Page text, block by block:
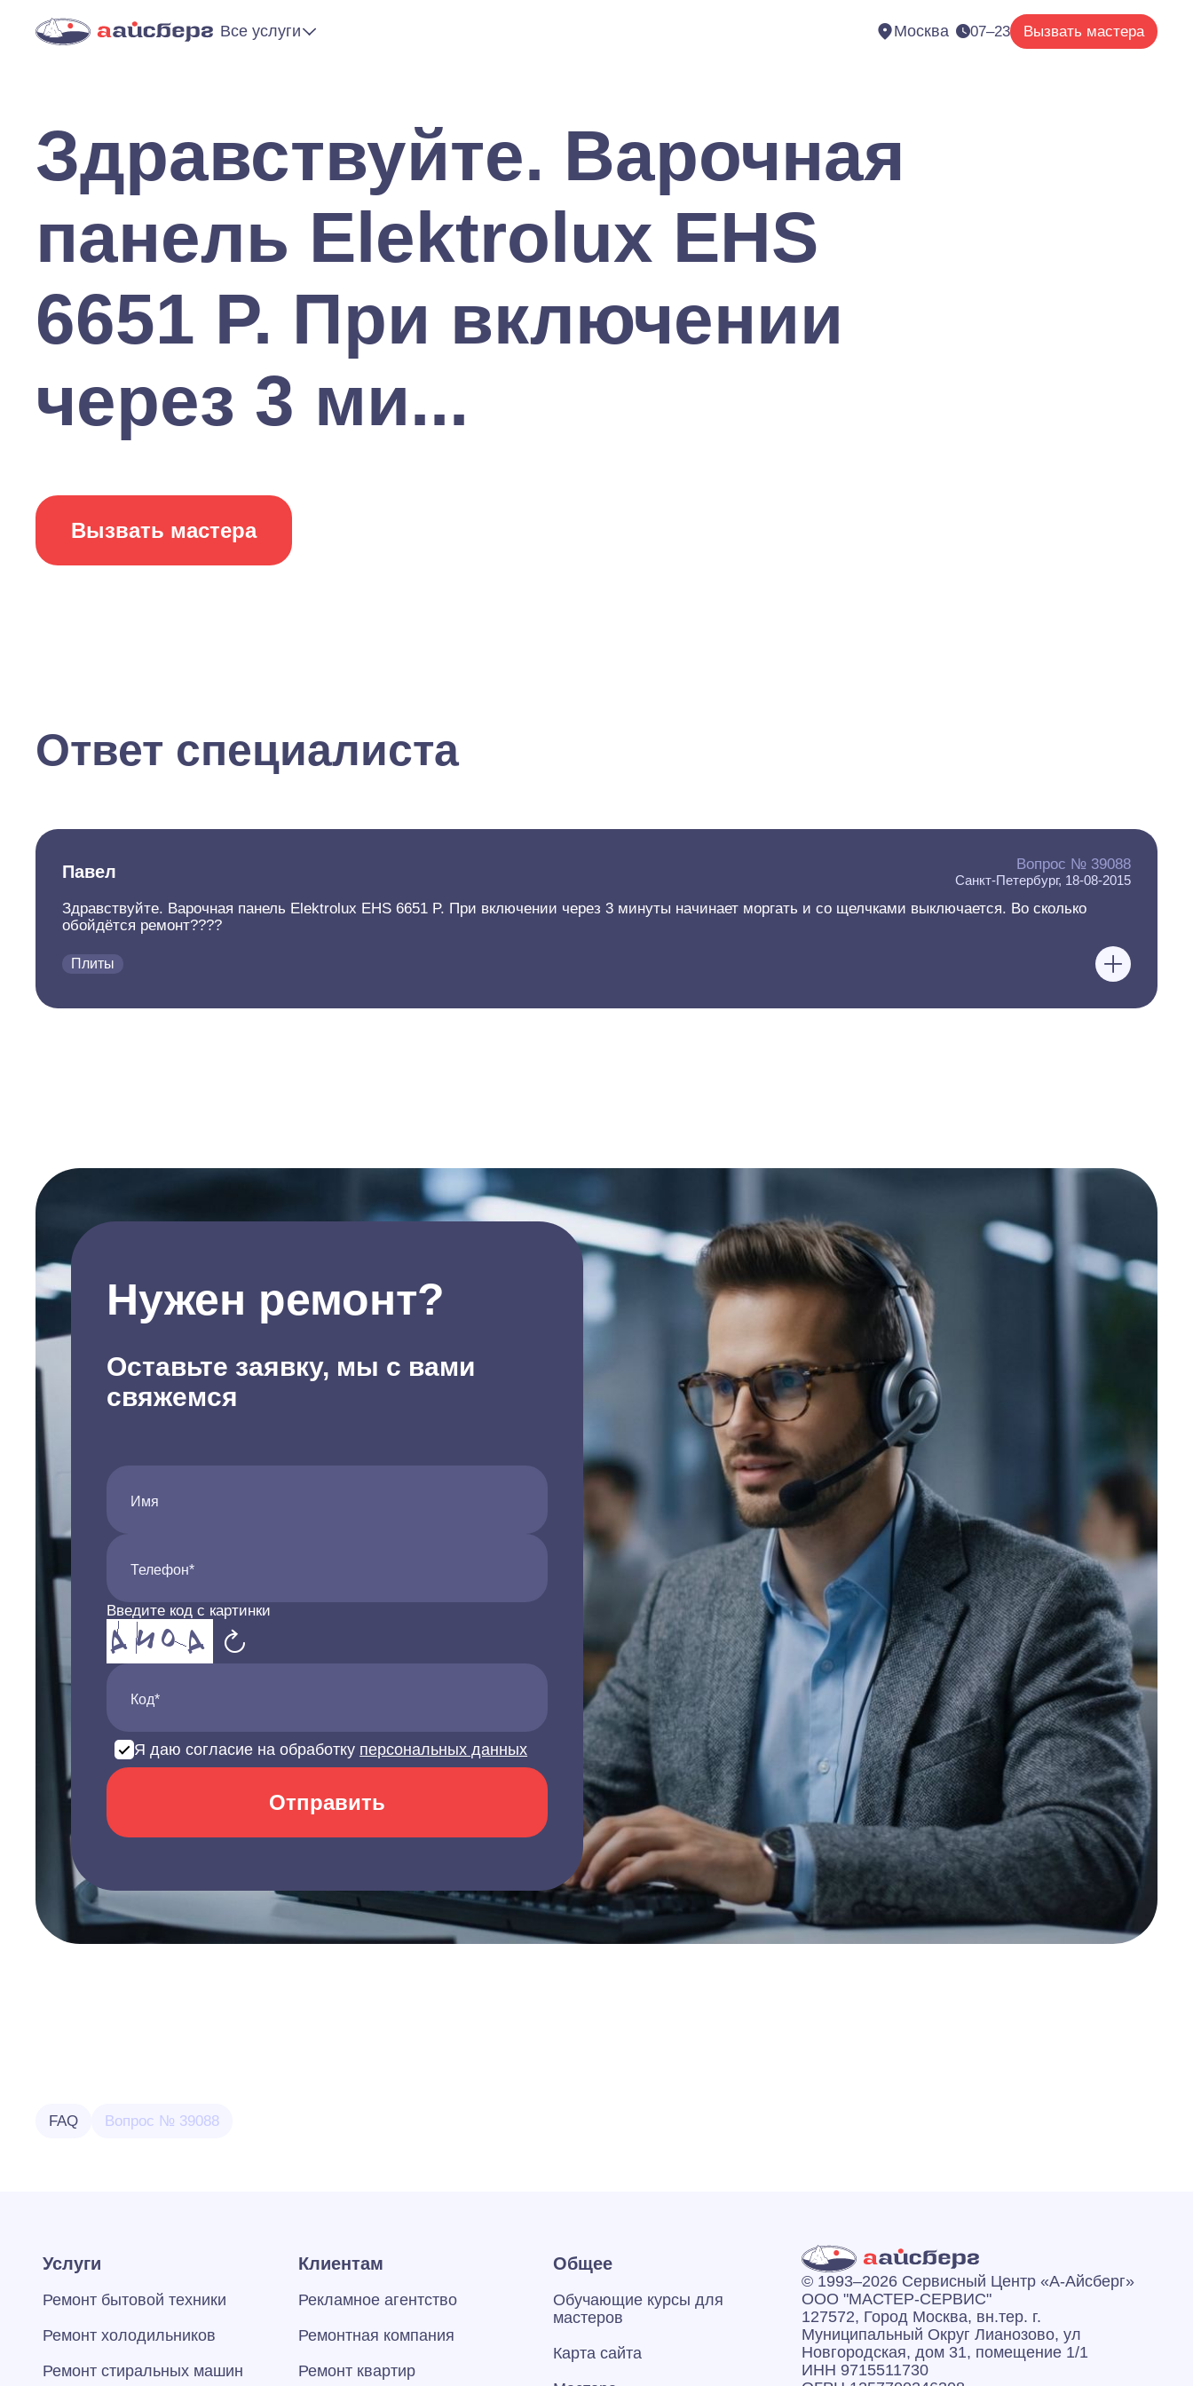
Все услуги Москва 07–23 Вызвать мастера
Здравствуйте. Варочная
панель Elektrolux EHS
6651 P. При включении
через 3 ми...
Вызвать мастера
Ответ специалиста
Павел Вопрос № 39088
Санкт-Петербург, 18-08-2015
Здравствуйте. Варочная панель Elektrolux EHS 6651 P. При включении через 3 минуты начинает моргать и со щелчками выключается. Во сколько
обойдётся ремонт????
Плиты
Нужен ремонт?
Оставьте заявку, мы с вами
свяжемся
Имя
Телефон*
Введите код с картинки
Код*
Я даю согласие на обработку персональных данных
Отправить
FAQ Вопрос № 39088
Услуги
Ремонт бытовой техники
Ремонт холодильников
Ремонт стиральных машин
Клиентам
Рекламное агентство
Ремонтная компания
Ремонт квартир
Общее
Обучающие курсы для
мастеров
Карта сайта
© 1993–2026 Сервисный Центр «А‑Айсберг»
ООО "МАСТЕР-СЕРВИС"
127572, Город Москва, вн.тер. г.
Муниципальный Округ Лианозово, ул
Новгородская, дом 31, помещение 1/1
ИНН 9715511730